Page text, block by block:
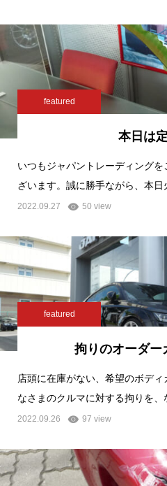
featured
本日は
いつもジャパントレーディング
ざいます。誠に勝手ながら、本
2022.09.27 50 view
featured
拘りのオーダー
店頭に在庫がない、希望のボデ
なさまのクルマに対する拘りを
2022.09.26 97 view